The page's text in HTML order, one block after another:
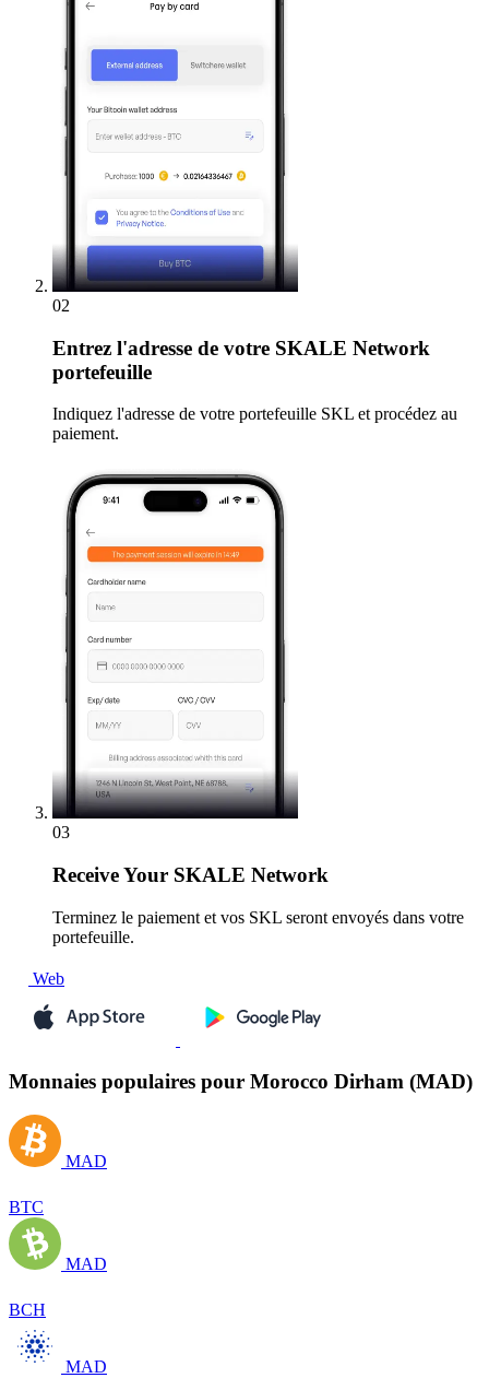
02
Entrez l'adresse de votre SKALE Network
portefeuille
Indiquez l'adresse de votre portefeuille SKL et procédez au
paiement.
03
ReceiveYour SKALE Network
Terminez le paiement et vos SKL seront envoyés dans votre
portefeuille.
Web
Monnaies populaires pour Morocco Dirham (MAD)
MAD
BTC
MAD
BCH
MAD